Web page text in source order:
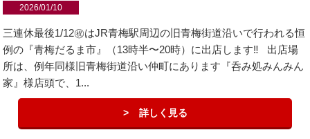
2026/01/10
三連休最後1/12㊗︎はJR青梅駅周辺の旧青梅街道沿いで行われる恒
例の『青梅だるま市』（13時半〜20時）に出店します‼️ 出店場
所は、例年同様旧青梅街道沿い仲町にあります『呑み処みんみん
家』様店頭で、1...
詳しく見る